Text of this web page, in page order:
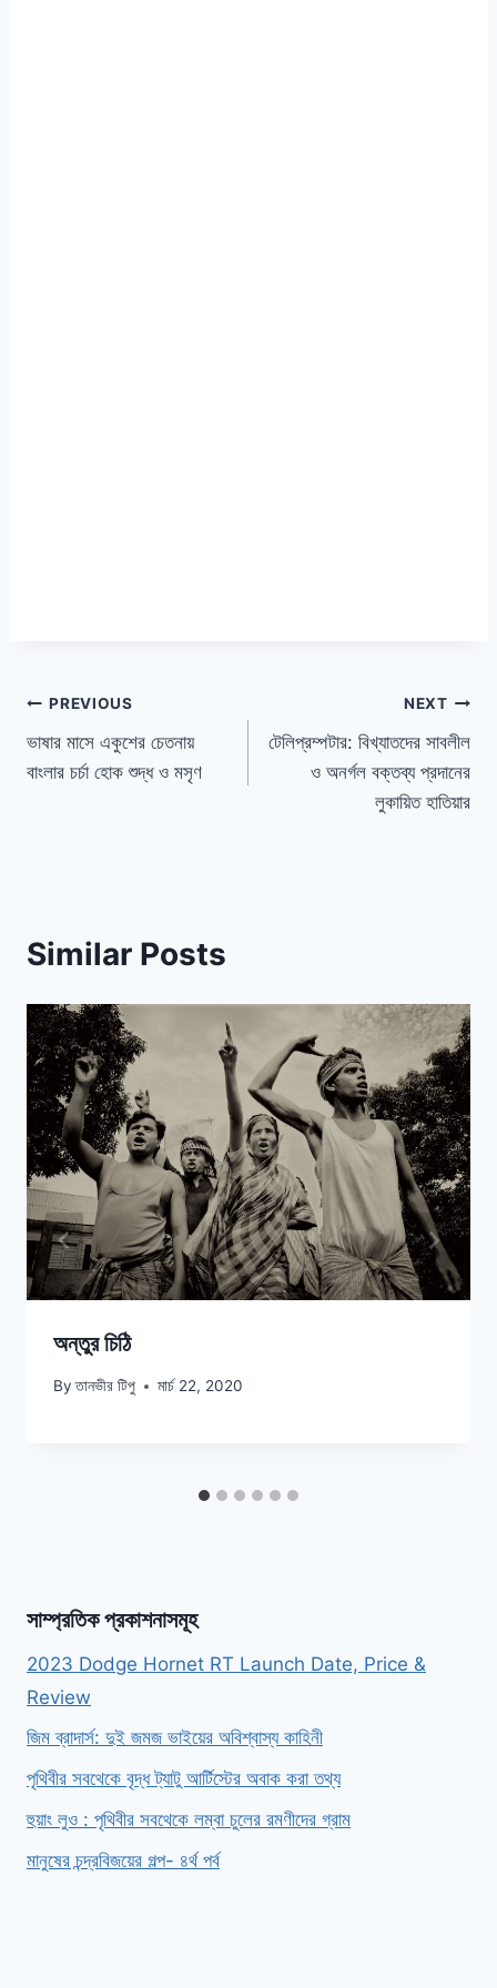
পোস্ট
ন্যাভিগেশন
PREVIOUS
ভাষার মাসে একুশের চেতনায়
বাংলার চর্চা হোক শুদ্ধ ও মসৃণ
NEXT
টেলিপ্রম্পটার: বিখ্যাতদের সাবলীল
ও অনর্গল বক্তব্য প্রদানের
লুকায়িত হাতিয়ার
Similar Posts
অন্তুর চিঠি
By তানভীর টিপু মার্চ 22, 2020
সাম্প্রতিক প্রকাশনাসমূহ
2023 Dodge Hornet RT Launch Date, Price &
Review
জিম ব্রাদার্স: দুই জমজ ভাইয়ের অবিশ্বাস্য কাহিনী
পৃথিবীর সবথেকে বৃদ্ধ ট্যাটু আর্টিস্টের অবাক করা তথ্য
হুয়াং লুও : পৃথিবীর সবথেকে লম্বা চুলের রমণীদের গ্রাম
মানুষের চন্দ্রবিজয়ের গল্প- ৪র্থ পর্ব